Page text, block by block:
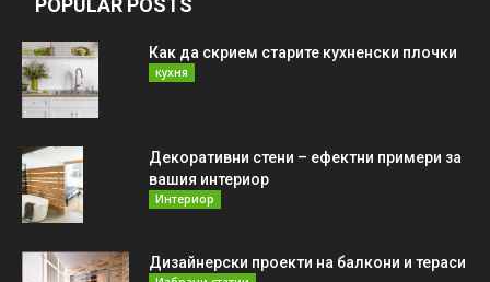
POPULAR POSTS
Как да скрием старите кухненски плочки
кухня
Декоративни стени – ефектни примери за
вашия интериор
Интериор
Дизайнерски проекти на балкони и тераси